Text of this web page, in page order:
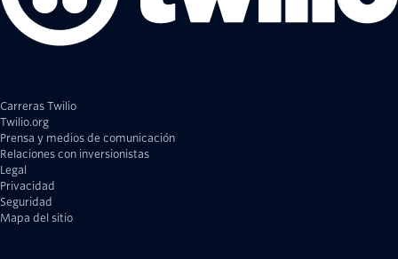
Carreras Twilio
Twilio.org
Prensa y medios de comunicación
Relaciones con inversionistas
Legal
Privacidad
Seguridad
Mapa del sitio